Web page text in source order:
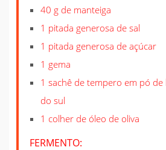
40 g de manteiga
1 pitada generosa de sal
1 pitada generosa de açúcar
1 gema
1 sachê de tempero em pó
do sul
1 colher de óleo de oliva
FERMENTO: